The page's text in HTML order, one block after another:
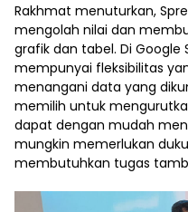
Rakhmat menuturkan,
mengolah nilai dan
grafik dan tabel. Di Google
mempunyai fleksibilitas
menangani data yang
memilih untuk
dapat dengan mudah
mungkin memerlukan
membutuhkan tugas